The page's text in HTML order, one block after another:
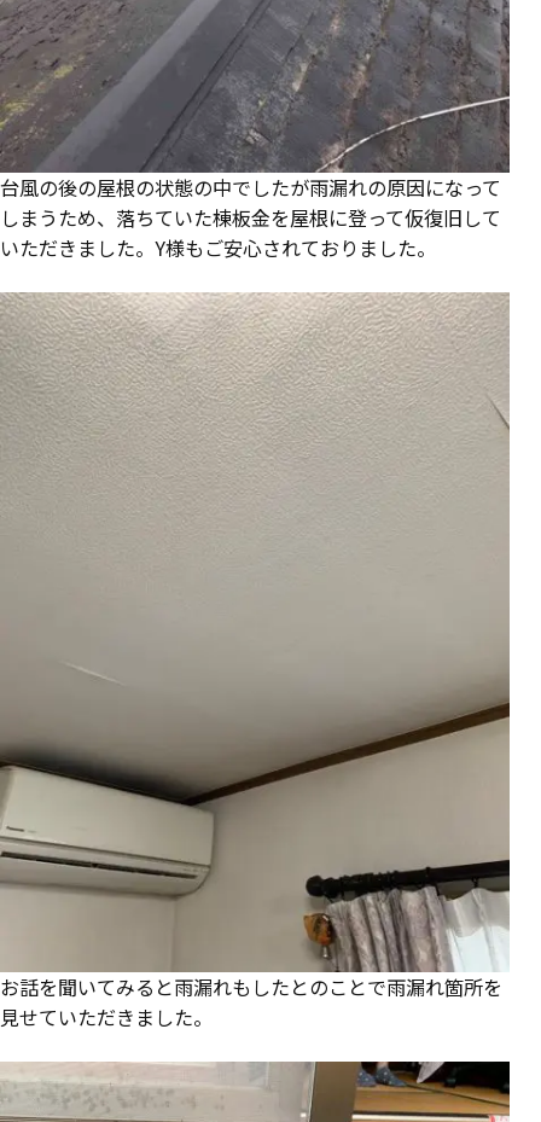
台風の後の屋根の状態の中でしたが雨漏れの原因になって
しまうため、落ちていた棟板金を屋根に登って仮復旧して
いただきました。Y様もご安心されておりました。
お話を聞いてみると雨漏れもしたとのことで雨漏れ箇所を
見せていただきました。